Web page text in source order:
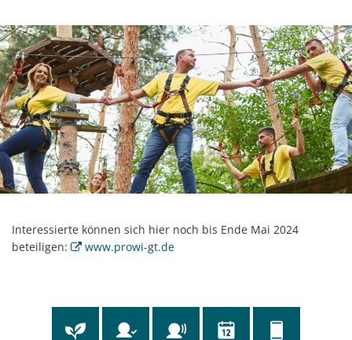
Interessierte können sich hier noch bis Ende Mai 2024
beteiligen:
www.prowi-gt.de